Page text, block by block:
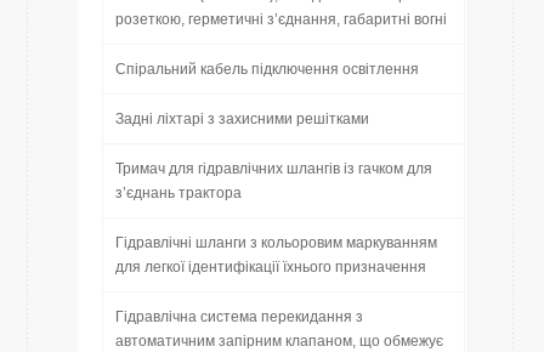
розеткою, герметичні з’єднання, габаритні вогні
Спіральний кабель підключення освітлення
Задні ліхтарі з захисними решітками
Тримач для гідравлічних шлангів із гачком для
з’єднань трактора
Гідравлічні шланги з кольоровим маркуванням
для легкої ідентифікації їхнього призначення
Гідравлічна система перекидання з
автоматичним запірним клапаном, що обмежує